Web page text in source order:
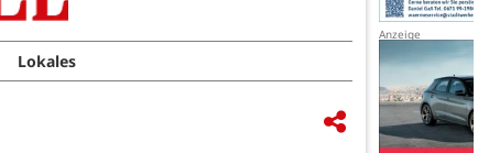
Lokales